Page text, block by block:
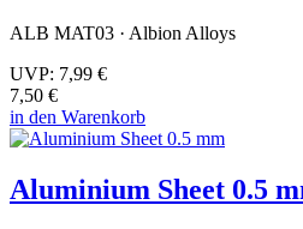
ALB MAT03 · Albion Alloys
UVP: 7,99 €
7,50 €
in den Warenkorb
Aluminium Sheet 0.5